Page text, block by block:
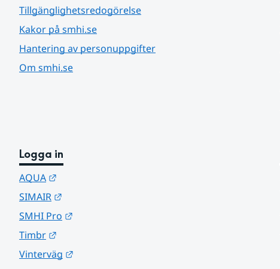
Tillgänglighetsredogörelse
Kakor på smhi.se
Hantering av personuppgifter
Om smhi.se
Logga in
AQUA
SIMAIR
SMHI Pro
Timbr
Vinterväg